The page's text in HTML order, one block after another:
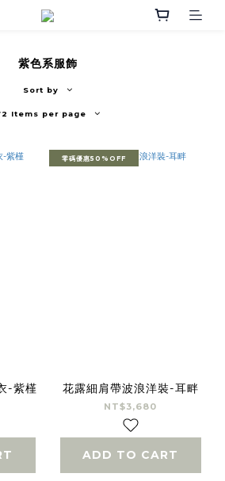
紫色系服飾
Sort by
Items per page
-紫槿
零碼優惠50%OFF
花露細肩帶波浪洋裝-耳畔
NT$3,680
ADD TO CART